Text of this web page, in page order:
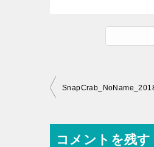
投
ナ
コメントを残す